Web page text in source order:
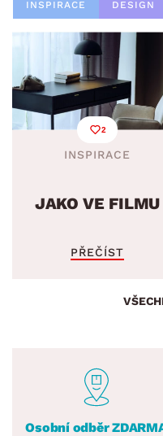
INSPIRACE DESIGN
2
INSPIRACE
JAKO VE FILMU
PŘEČÍST
Osobní odběr